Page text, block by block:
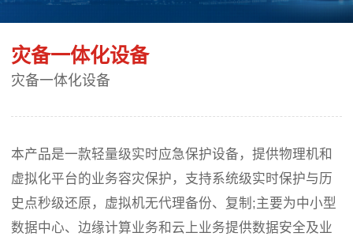
灾备一体化设备
灾备一体化设备
本产品是一款轻量级实时应急保护设备，提供物理机和
虚拟化平台的业务容灾保护，支持系统级实时保护与历
史点秒级还原，虚拟机无代理备份、复制;主要为中小型
数据中心、边缘计算业务和云上业务提供数据安全及业